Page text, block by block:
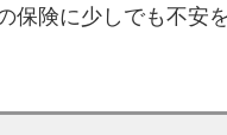
保険に少しでも不安